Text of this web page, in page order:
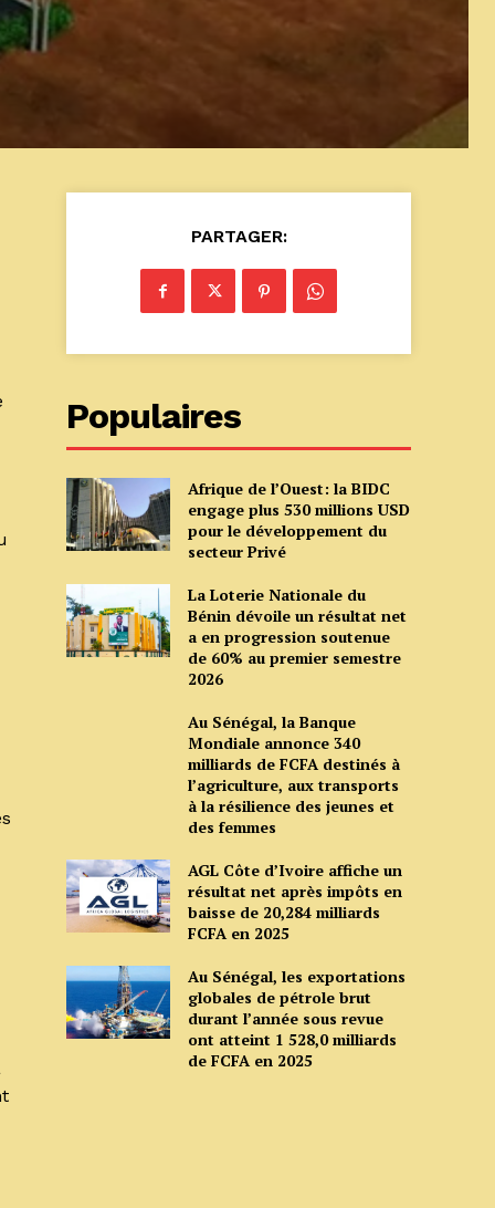
PARTAGER:
Populaires
Afrique de l’Ouest: la BIDC
engage plus 530 millions USD
pour le développement du
secteur Privé
La Loterie Nationale du
Bénin dévoile un résultat net
a en progression soutenue
de 60% au premier semestre
2026
Au Sénégal, la Banque
Mondiale annonce 340
milliards de FCFA destinés à
l’agriculture, aux transports
à la résilience des jeunes et
des femmes
AGL Côte d’Ivoire affiche un
résultat net après impôts en
baisse de 20,284 milliards
FCFA en 2025
Au Sénégal, les exportations
globales de pétrole brut
durant l’année sous revue
ont atteint 1 528,0 milliards
de FCFA en 2025